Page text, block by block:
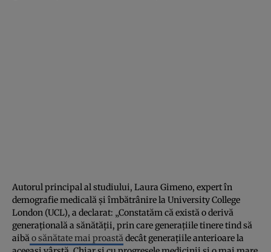
Autorul principal al studiului, Laura Gimeno, expert în
demografie medicală și îmbătrânire la University College
London (UCL), a declarat: „Constatăm că există o derivă
generațională a sănătății, prin care generațiile tinere tind să
aibăo sănătate mai proastădecât generațiile anterioare la